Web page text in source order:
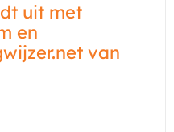
uit met
en
van